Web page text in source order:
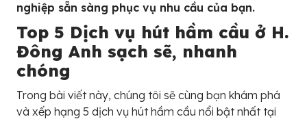
nghiệp sẵn sàng phục vụ nhu cầu của bạn.
Top 5 Dịch vụ hút hầm cầu ở H.
Đông Anh sạch sẽ, nhanh
chóng
Trong bài viết này, chúng tôi sẽ cùng bạn khám phá
và xếp hạng 5 dịch vụ hút hầm cầu nổi bật nhất tại